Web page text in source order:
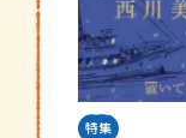
特集